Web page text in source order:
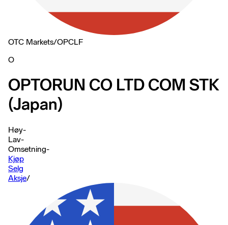
OTC Markets/OPCLF
O
OPTORUN CO LTD COM STK
(Japan)
Høy-
Lav-
Omsetning-
Kjøp
Selg
Aksje/